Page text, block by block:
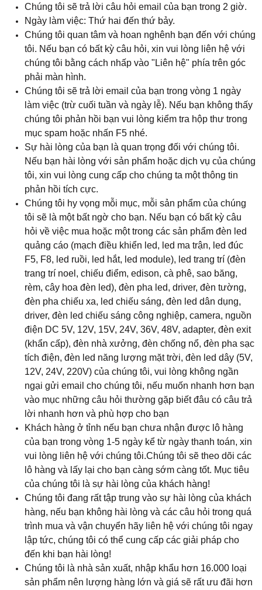
Chúng tôi sẽ trả lời câu hỏi email của bạn trong 2 giờ.
Ngày làm việc: Thứ hai đến thứ bảy.
Chúng tôi quan tâm và hoan nghênh bạn đến với chúng
tôi. Nếu bạn có bất kỳ câu hỏi, xin vui lòng liên hệ với
chúng tôi bằng cách nhấp vào "Liên hệ" phía trên góc
phải màn hình.
Chúng tôi sẽ trả lời email của bạn trong vòng 1 ngày
làm việc (trừ cuối tuần và ngày lễ). Nếu bạn không thấy
chúng tôi phản hồi bạn vui lòng kiểm tra hộp thư trong
mục spam hoặc nhấn F5 nhé.
Sự hài lòng của bạn là quan trọng đối với chúng tôi.
Nếu bạn hài lòng với sản phẩm hoặc dịch vụ của chúng
tôi, xin vui lòng cung cấp cho chúng ta một thông tin
phản hồi tích cực.
Chúng tôi hy vọng mỗi mục, mỗi sản phẩm của chúng
tôi sẽ là một bất ngờ cho bạn. Nếu bạn có bất kỳ câu
hỏi về việc mua hoặc một trong các sản phẩm đèn led
quảng cáo (mạch điều khiển led, led ma trận, led đúc
F5, F8, led ruồi, led hắt, led module), led trang trí (đèn
trang trí noel, chiếu điểm, edison, cà phê, sao băng,
rèm, cây hoa đèn led), đèn pha led, driver, đèn tường,
đèn pha chiếu xa, led chiếu sáng, đèn led dân dụng,
driver, đèn led chiếu sáng công nghiệp, camera, nguồn
điện DC 5V, 12V, 15V, 24V, 36V, 48V, adapter, đèn exit
(khẩn cấp), đèn nhà xưởng, đèn chống nổ, đèn pha sạc
tích điện, đèn led năng lượng mặt trời, đèn led dây (5V,
12V, 24V, 220V) của chúng tôi, vui lòng không ngần
ngại gửi email cho chúng tôi, nếu muốn nhanh hơn bạn
vào mục những câu hỏi thường gặp biết đâu có câu trả
lời nhanh hơn và phù hợp cho bạn
Khách hàng ở tỉnh nếu bạn chưa nhận được lô hàng
của bạn trong vòng 1-5 ngày kể từ ngày thanh toán, xin
vui lòng liên hệ với chúng tôi.Chúng tôi sẽ theo dõi các
lô hàng và lấy lại cho bạn càng sớm càng tốt. Mục tiêu
của chúng tôi là sự hài lòng của khách hàng!
Chúng tôi đang rất tập trung vào sự hài lòng của khách
hàng, nếu bạn không hài lòng và các câu hỏi trong quá
trình mua và vận chuyển hãy liên hệ với chúng tôi ngay
lập tức, chúng tôi có thể cung cấp các giải pháp cho
đến khi bạn hài lòng!
Chúng tôi là nhà sản xuất, nhập khẩu hơn 16.000 loại
sản phẩm nên lượng hàng lớn và giá sẽ rất ưu đãi hơn